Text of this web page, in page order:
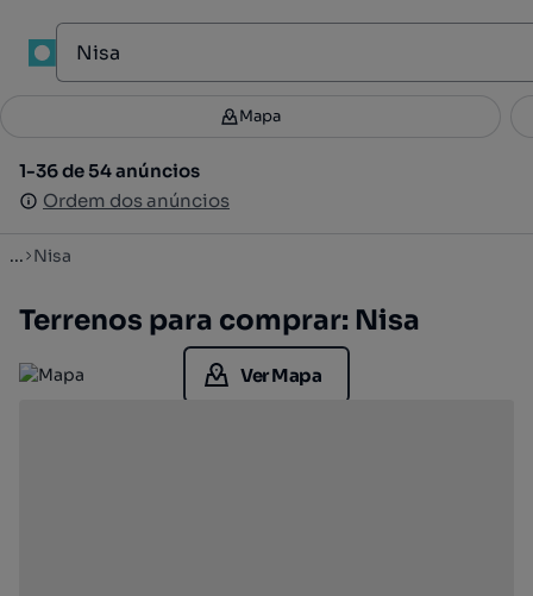
Filtros 2
1-36 de 54 anúncios
Ordem dos anúncios
Mapa
1-36 de 54 anúncios
Ordem dos anúncios
... Nisa
Terrenos para comprar: Nisa
Ver Mapa